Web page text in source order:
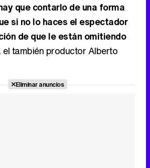
que contarlo de una forma
si no lo haces el espectador
de que le están omitiendo
el también productor Alberto
Eliminar anuncios